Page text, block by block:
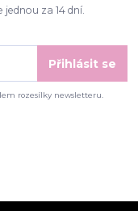
jednou za 14 dní.
Přihlásit se
rozesílky newsletteru.